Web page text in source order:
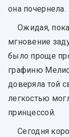
она почернела.
Ожидая,
мгновение
было проще
графиню
доверяла той
легкостью
принцессой.
Сегодня